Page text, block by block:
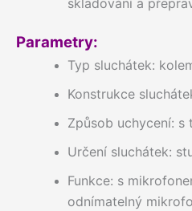
Parametry:
Typ sluchátek:
Konstrukce
Způsob uchycení: s
Určení sluchátek:
Funkce: s
odnímatelný